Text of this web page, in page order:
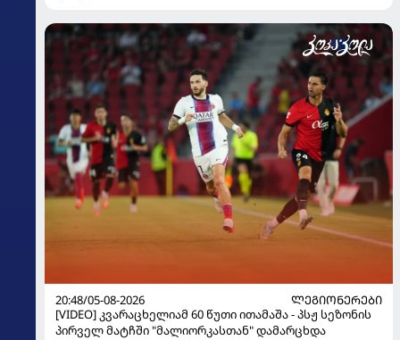
20:48/05-08-2026
ᲚᲔᲒᲘᲝᲜᲔᲠᲔᲑᲘ
[VIDEO] კვარაცხელიამ 60 წუთი ითამაშა - პსჟ სეზონის
პირველ მატჩში "მალიორკასთან" დამარცხდა